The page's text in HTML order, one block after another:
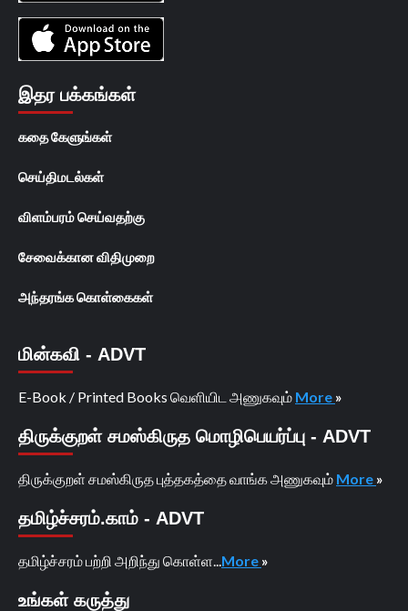
இதர பக்கங்கள்
கதை கேளுங்கள்
செய்திமடல்கள்
விளம்பரம் செய்வதற்கு
சேவைக்கான விதிமுறை
அந்தரங்க கொள்கைகள்
மின்கவி - ADVT
E-Book / Printed Books வெளியிட அணுகவும் More »
திருக்குறள் சமஸ்கிருத மொழிபெயர்ப்பு - ADVT
திருக்குறள் சமஸ்கிருத புத்தகத்தை வாங்க அணுகவும் More »
தமிழ்ச்சரம்.காம் - ADVT
தமிழ்ச்சரம் பற்றி அறிந்து கொள்ள... More »
உங்கள் கருத்து